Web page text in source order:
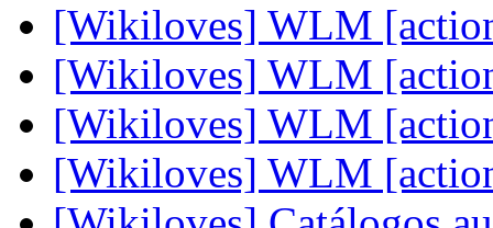
[Wikiloves] WLM
[Wikiloves] WLM
[Wikiloves] WLM
[Wikiloves] WLM